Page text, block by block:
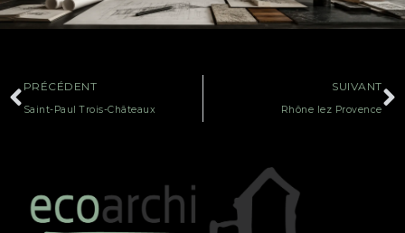
PRÉCÉDENT
Saint-Paul Trois-Châteaux
SUIVANT
Rhône lez Provence